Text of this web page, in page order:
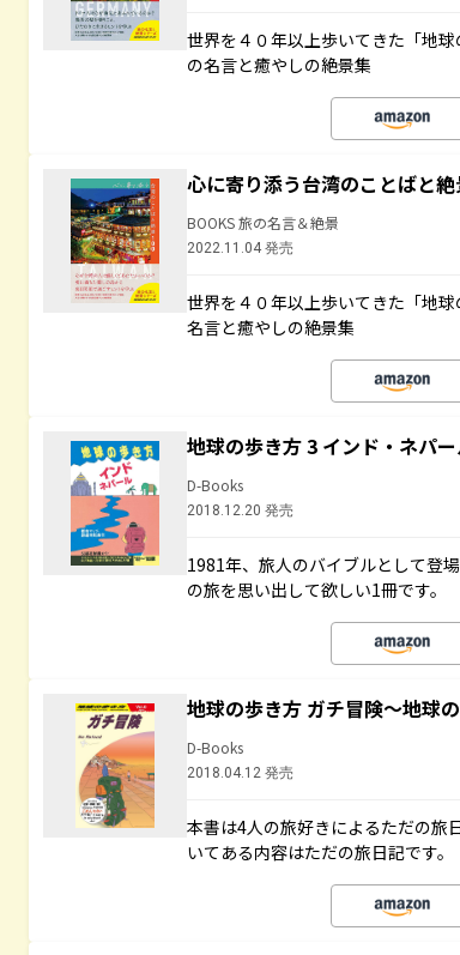
世界を４０年以上歩いてきた「地
の名言と癒やしの絶景集
心に寄り添う台湾のことばと絶
BOOKS 旅の名言＆絶景
2022.11.04 発売
世界を４０年以上歩いてきた「地
名言と癒やしの絶景集
地球の歩き方 3 インド・ネパ
D-Books
2018.12.20 発売
1981年、旅人のバイブルとして登
の旅を思い出して欲しい1冊です。
地球の歩き方 ガチ冒険～地球
D-Books
2018.04.12 発売
本書は4人の旅好きによるただの旅
いてある内容はただの旅日記です。